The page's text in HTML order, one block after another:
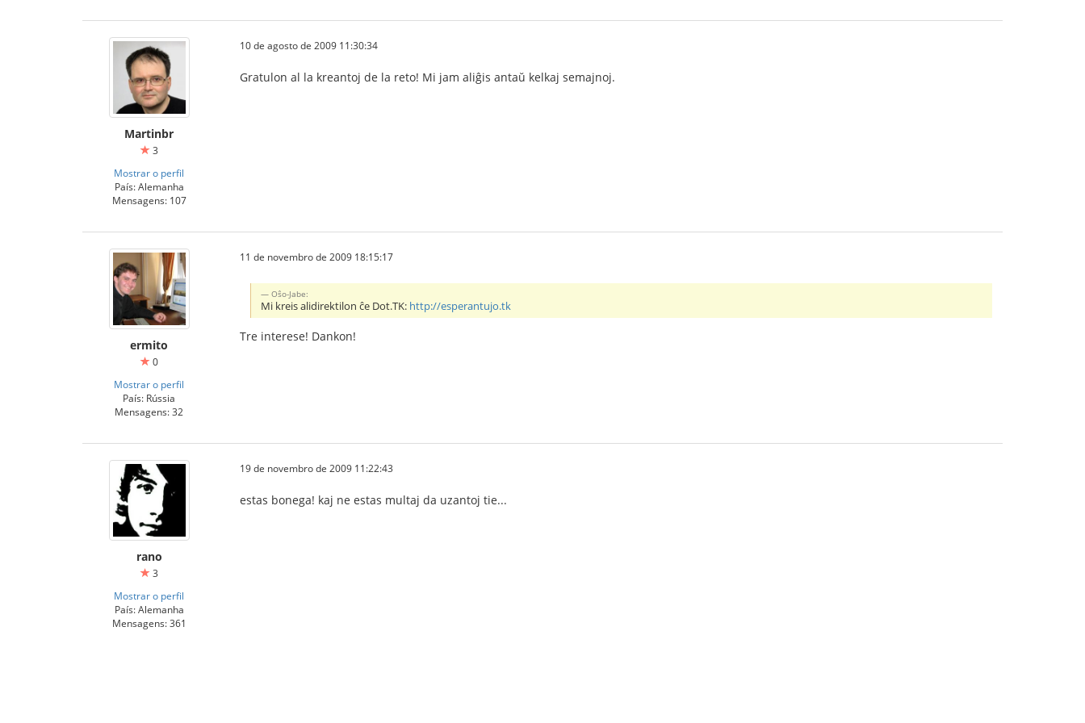
Martinbr
3
Mostrar o perfil
País: Alemanha
Mensagens: 107
10 de agosto de 2009 11:30:34
Gratulon al la kreantoj de la reto! Mi jam aliĝis antaŭ kelkaj semajnoj.
ermito
0
Mostrar o perfil
País: Rússia
Mensagens: 32
11 de novembro de 2009 18:15:17
Oŝo-Jabe:
Mi kreis alidirektilon ĉe Dot.TK: http://esperantujo.tk
Tre interese! Dankon!
rano
3
Mostrar o perfil
País: Alemanha
Mensagens: 361
19 de novembro de 2009 11:22:43
estas bonega! kaj ne estas multaj da uzantoj tie...